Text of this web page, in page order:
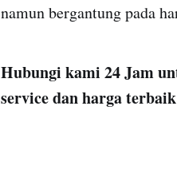
namun bergantung pada
Hubungi kami 24 Jam
service dan harga